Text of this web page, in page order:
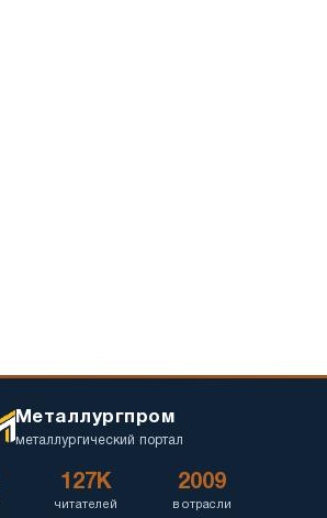
Металлургпром
металлургический портал
127K
читателей
2009
в отрасли